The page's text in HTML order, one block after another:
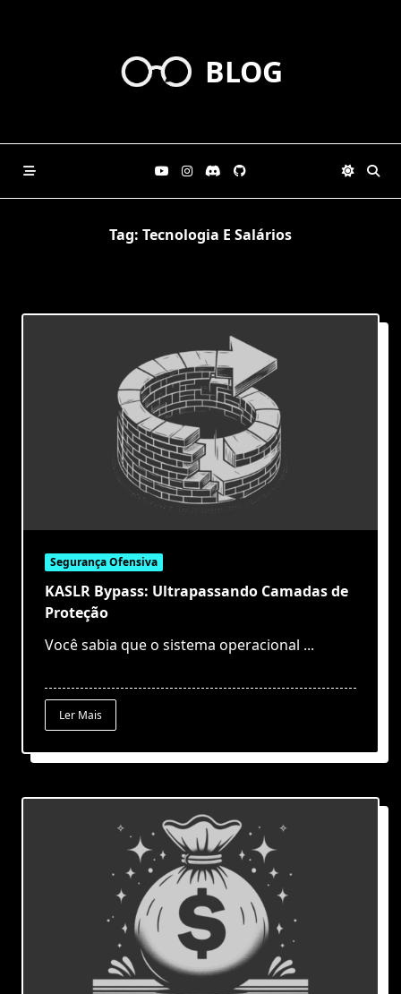
BLOG
Tag: Tecnologia E Salários
Segurança Ofensiva
KASLR Bypass: Ultrapassando Camadas de
Proteção
Você sabia que o sistema operacional ...
Ler Mais